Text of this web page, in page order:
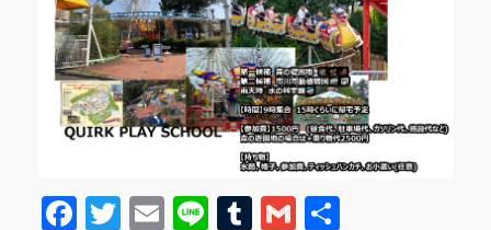
F
T
E
Li T
G